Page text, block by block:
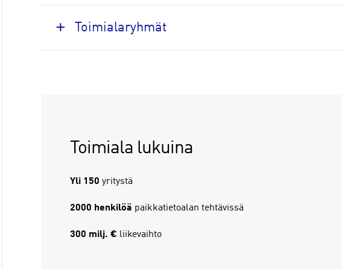
Toimialaryhmät
Toimiala lukuina
Yli 150 yritystä
2000 henkilöä paikkatietoalan tehtävissä
300 milj. € liikevaihto